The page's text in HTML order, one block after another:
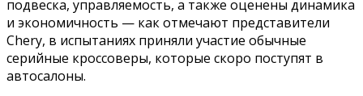
подвеска, управляемость, а также оценены динамика
и экономичность — как отмечают представители
Chery, в испытаниях приняли участие обычные
серийные кроссоверы, которые скоро поступят в
автосалоны.